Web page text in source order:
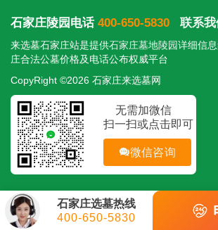
石家庄选墓热线
400-650-5830
石家庄陵园电话 400-650-5830 联系我
来选墓石家庄站是提供石家庄墓地陵园详细信
庄合法公墓价格及电话公布权威平台
CopyRight ©2026 石家庄来选墓网
无需加微信
扫一扫或点击即可
微信咨询